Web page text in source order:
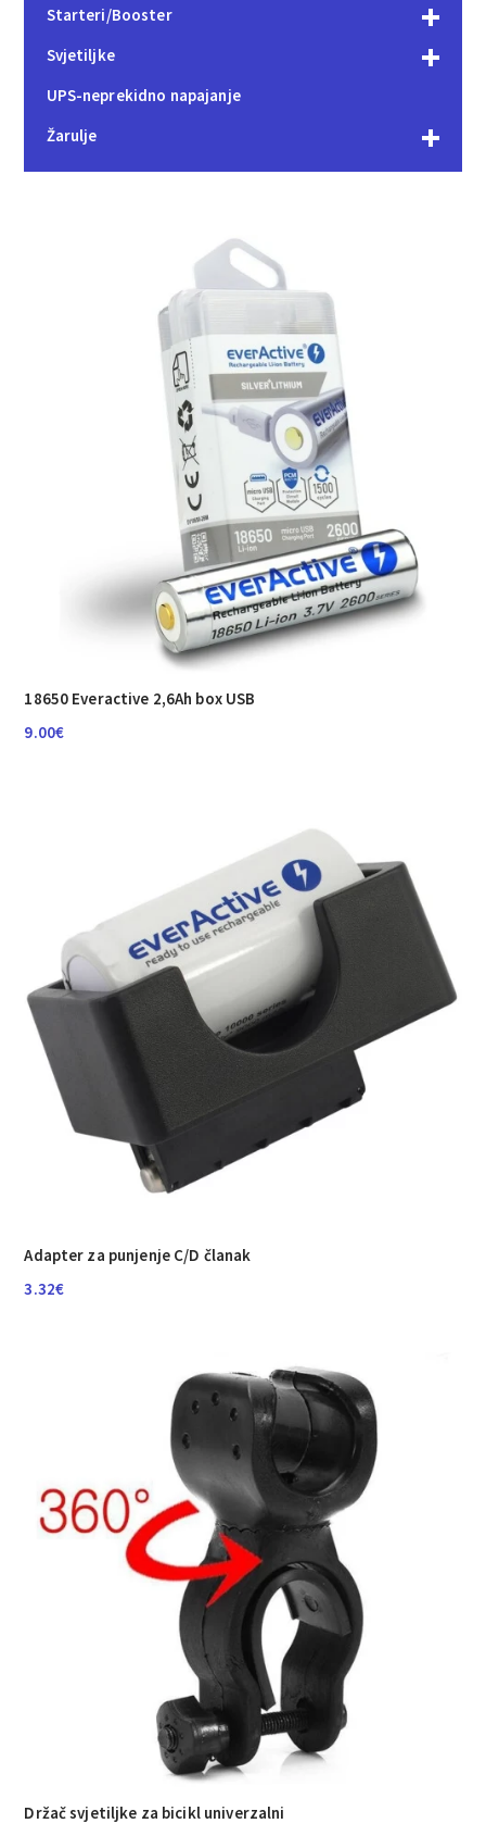
Starteri/Booster
Svjetiljke
UPS-neprekidno napajanje
Žarulje
18650 Everactive 2,6Ah box USB
9.00€
Adapter za punjenje C/D članak
3.32€
Držač svjetiljke za bicikl univerzalni